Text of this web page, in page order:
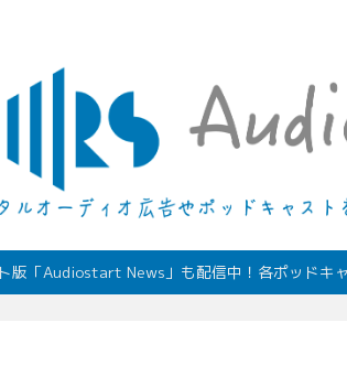
版「Audiostart News」も配信中！各ポッドキ